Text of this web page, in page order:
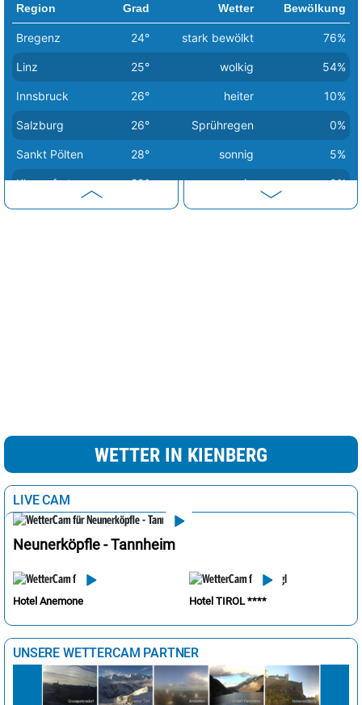
Region Grad Wetter Bewölkung
Bregenz 24° stark bewölkt 76%
Linz 25° wolkig 54%
Innsbruck 26° heiter 10%
Salzburg 26° Sprühregen 0%
Sankt Pölten 28° sonnig 5%
Klagenfurt 29° sonnig 0%
Graz 32° sonnig 0%
WETTER IN KIENBERG
LIVE CAM
Neunerköpfle - Tannheim
Hotel Anemone Hotel TIROL ****
UNSERE WETTERCAM PARTNER